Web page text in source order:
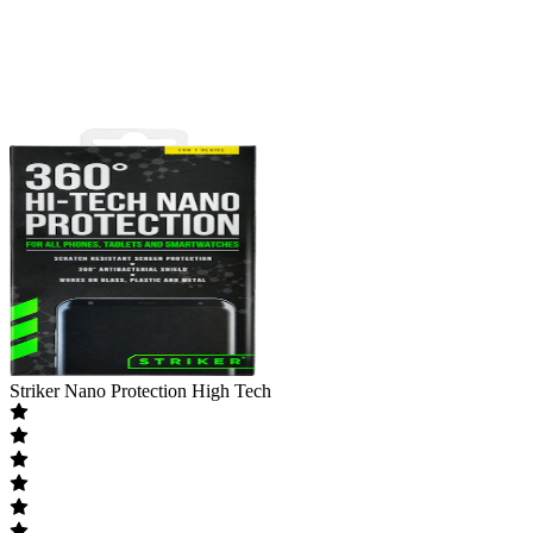
Striker Nano Protection High Tech